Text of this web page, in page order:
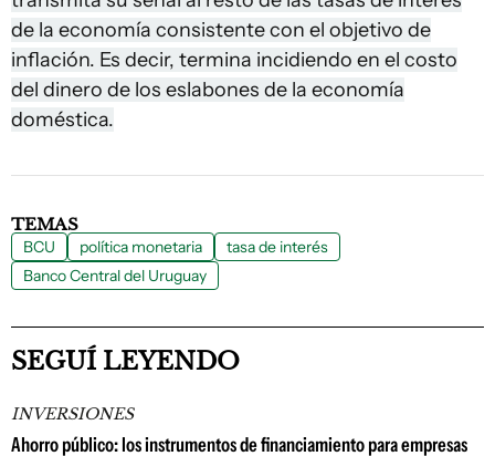
de la economía consistente con el objetivo de
inflación. Es decir, termina incidiendo en el costo
del dinero de los eslabones de la economía
doméstica.
TEMAS
BCU política monetaria
tasa de interés
Banco Central del Uruguay
SEGUÍ LEYENDO
INVERSIONES
Ahorro público: los instrumentos de financiamiento para empresas